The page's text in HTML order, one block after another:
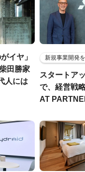
イヤ」
田勝家
人には
新規事業開発
スタートア
で、経営戦
AT